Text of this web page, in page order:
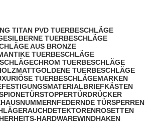
TITAN PVD TUERBESCHLÄGE
SILBERNE TUERBESCHLÄGE
AUS BRONZE
ANTIKE TUERBESCHLÄGE
CHROM TUERBESCHLÄGE
MATTGOLDENE TUERBESCHLÄGE
TUERBESCHLÄGEMARKEN
BRIEFKÄSTEN
TÜRSTOPPERTÜRDRÜCKER
HAUSNUMMERNFEDERNDE TÜRSPERREN
RAUCHDETEKTORENROSETTEN
HARDWAREWINDHAKEN